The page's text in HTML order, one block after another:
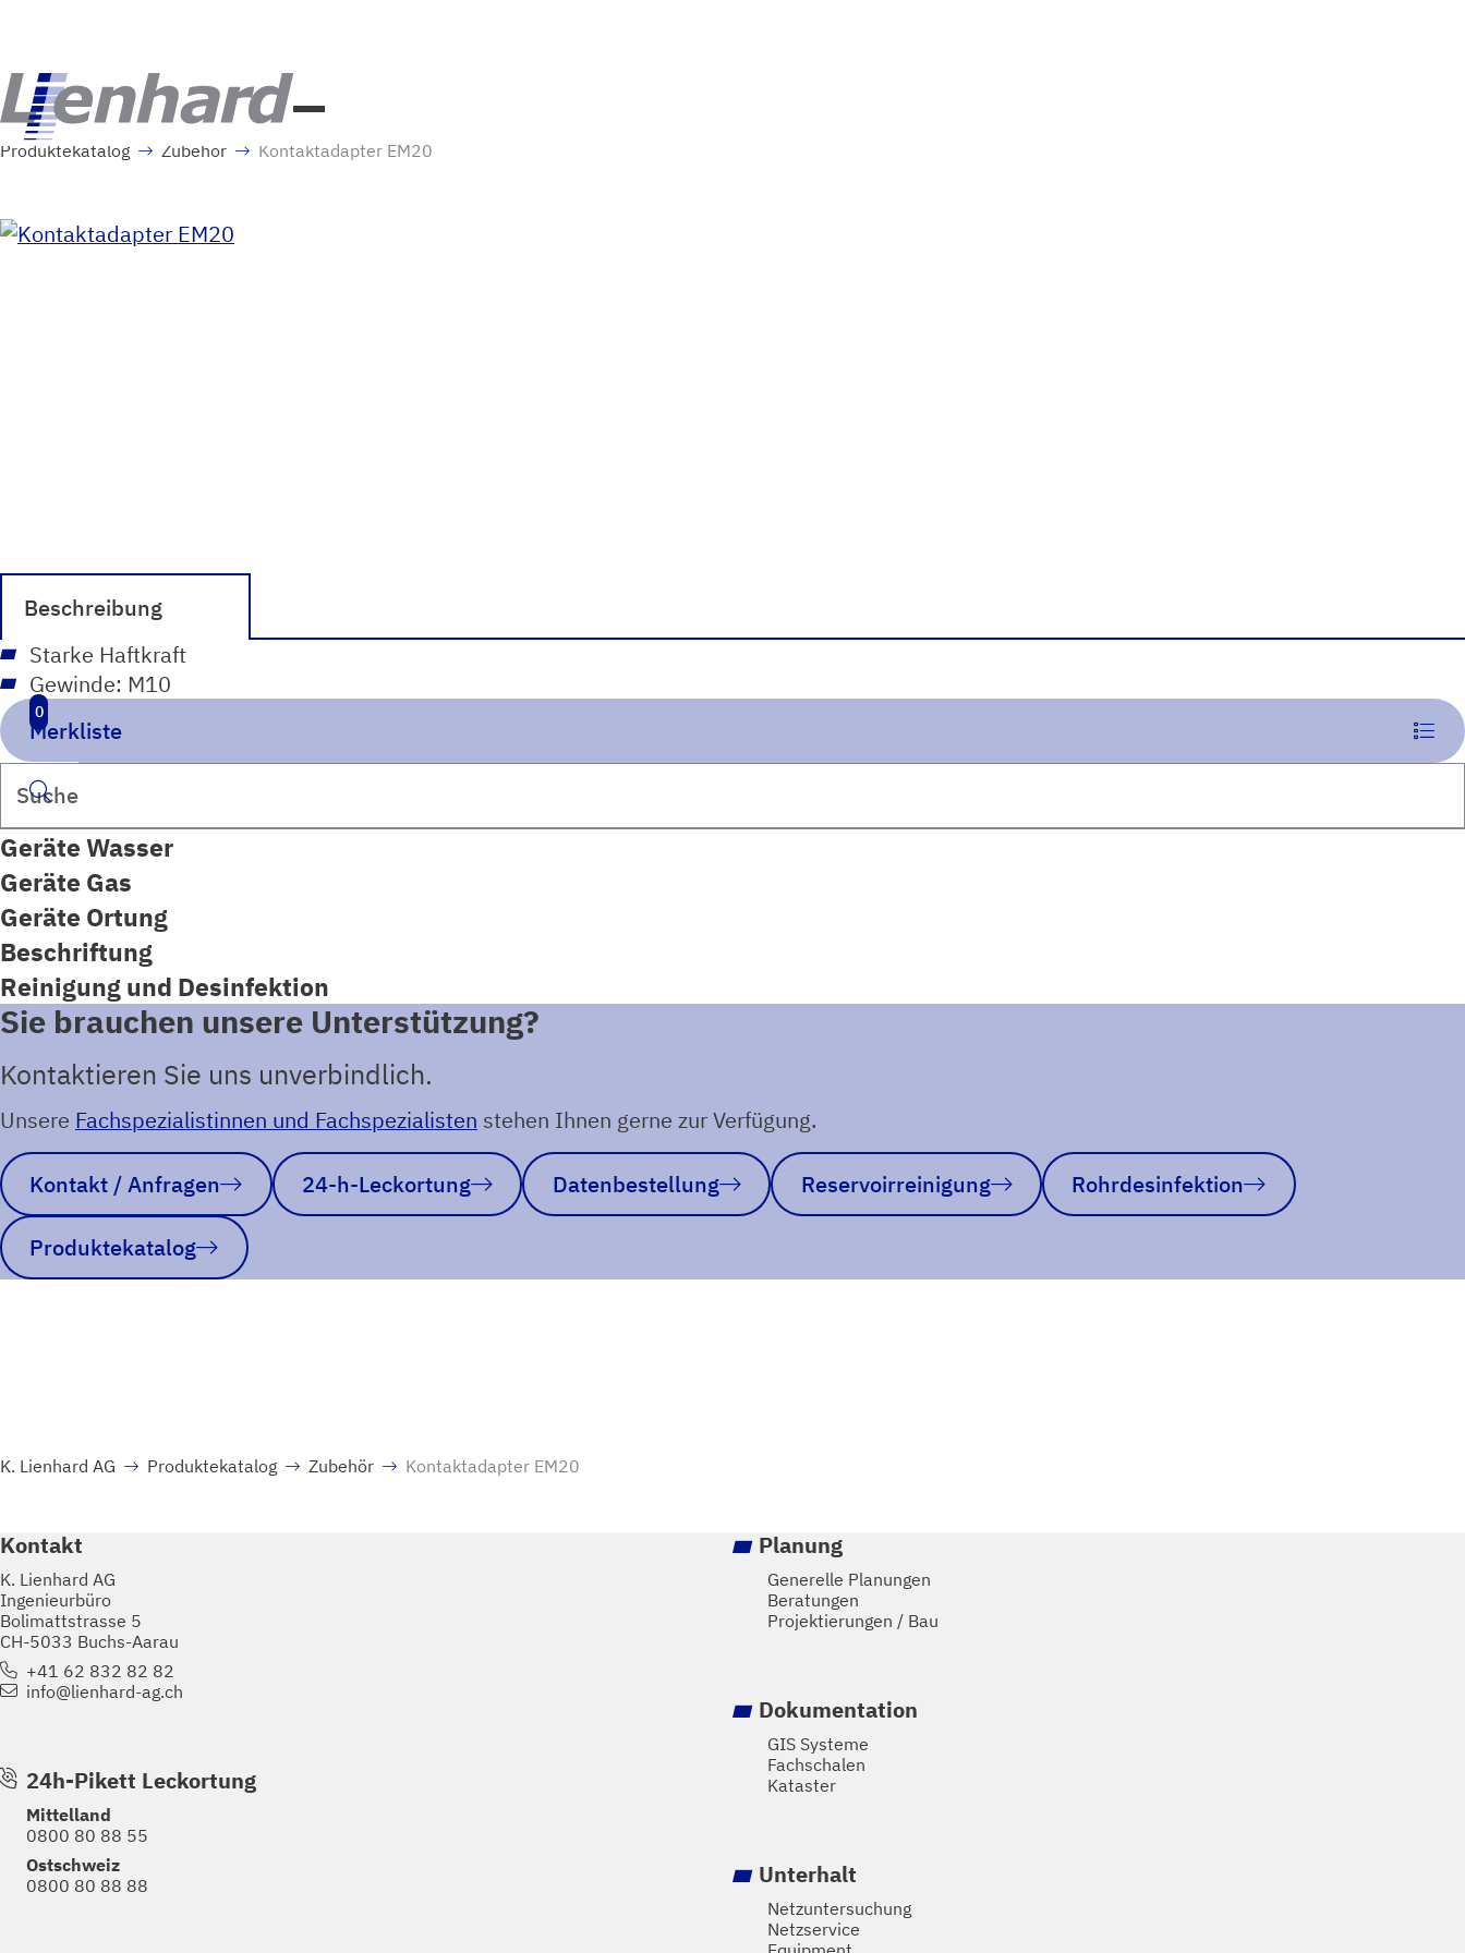
Merkliste
0
Suchen
Geräte Wasser
Geräte Gas
Geräte Ortung
Beschriftung
Reinigung und Desinfektion
Produktekatalog Zubehör Kontaktadapter EM20
Beschreibung
Starke Haftkraft
Gewinde: M10
Sie brauchen unsere Unterstützung?
Kontaktieren Sie uns unverbindlich.
Unsere Fachspezialistinnen und Fachspezialisten stehen Ihnen gerne zur Verfügung.
Kontakt / Anfragen 24-h-Leckortung Datenbestellung Reservoirreinigung Rohrdesinfektion
Produktekatalog
K. Lienhard AG Produktekatalog Zubehör Kontaktadapter EM20
Kontakt
K. Lienhard AG
Ingenieurbüro
Bolimattstrasse 5
CH-5033 Buchs-Aarau
+41 62 832 82 82
info@lienhard-ag.ch
24h-Pikett Leckortung
Mittelland
0800 80 88 55
Ostschweiz
0800 80 88 88
Planung
Generelle Planungen
Beratungen
Projektierungen / Bau
Dokumentation
GIS Systeme
Fachschalen
Kataster
Unterhalt
Netzuntersuchung
Netzservice